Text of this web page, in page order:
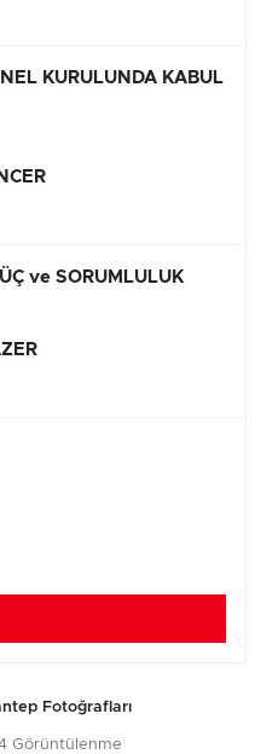
KURULUNDA KABUL
ve SORUMLULUK
Fotoğrafları
Görüntülenme